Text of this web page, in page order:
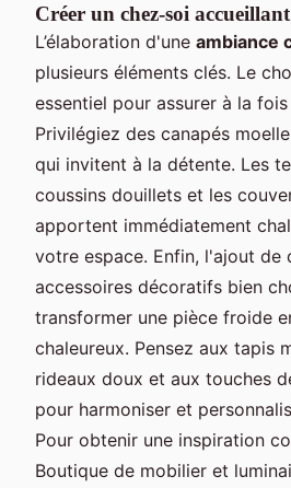
Créer un chez-soi
L’élaboration d'une ambiance
plusieurs éléments clés. Le
essentiel pour assurer à la
Privilégiez des canapés
qui invitent à la détente. Les
coussins douillets et les
apportent immédiatement
votre espace. Enfin, l'ajout de
accessoires décoratifs bien
transformer une pièce froide
chaleureux. Pensez aux tapis
rideaux doux et aux touches
pour harmoniser et
Pour obtenir une inspiration
Boutique de mobilier et